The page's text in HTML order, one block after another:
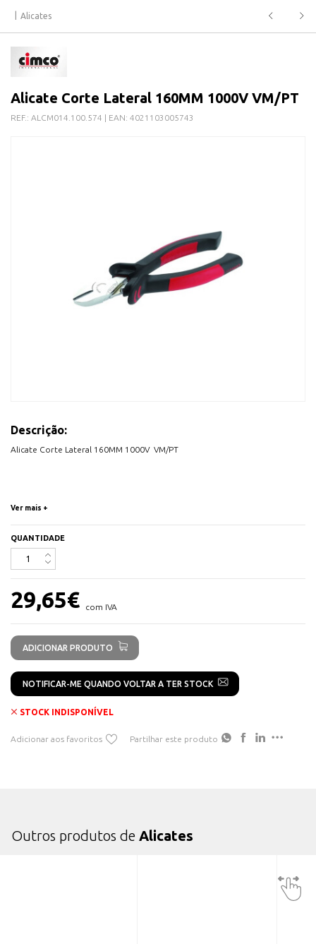
Alicates
Alicate Corte Lateral 160MM 1000V VM/PT
REF.: ALCM014.100.574 | EAN: 4021103005743
Descrição:
Alicate Corte Lateral 160MM 1000V VM/PT
Ver mais +
QUANTIDADE
29,65€ com IVA
ADICIONAR PRODUTO
NOTIFICAR-ME QUANDO VOLTAR A TER STOCK
STOCK INDISPONÍVEL
Adicionar aos favoritos Partilhar este produto
Outros produtos de Alicates